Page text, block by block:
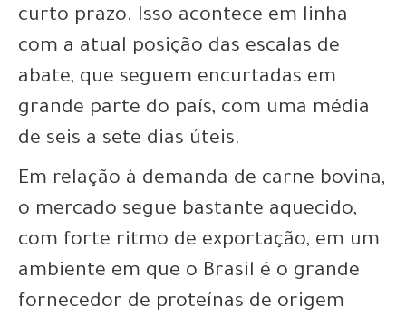
curto prazo. Isso acontece em linha
com a atual posição das escalas de
abate, que seguem encurtadas em
grande parte do país, com uma média
de seis a sete dias úteis.
Em relação à demanda de carne bovina,
o mercado segue bastante aquecido,
com forte ritmo de exportação, em um
ambiente em que o Brasil é o grande
fornecedor de proteínas de origem